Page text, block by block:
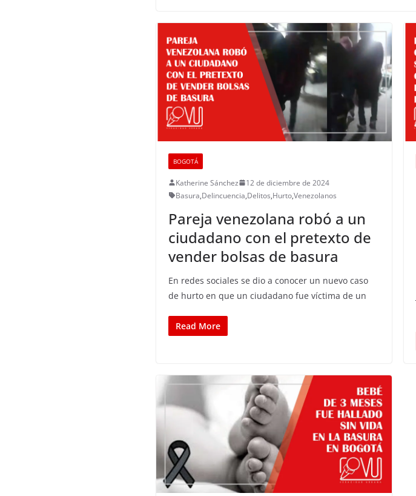
BOGOTÁ
Katherine Sánchez
12 de diciembre de 2024
Basura,Delincuencia,Delitos,Hurto,Venezolanos
Pareja venezolana robó a un
ciudadano con el pretexto de
vender bolsas de basura
En redes sociales se dio a conocer un nuevo caso
de hurto en que un ciudadano fue víctima de un
Read More